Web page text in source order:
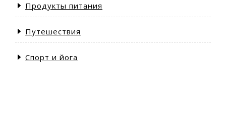
Продукты питания
Путешествия
Спорт и йога